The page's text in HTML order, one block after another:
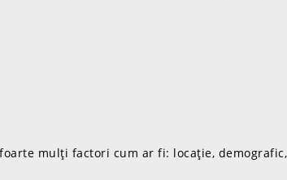
mulți factori cum ar fi: locație,